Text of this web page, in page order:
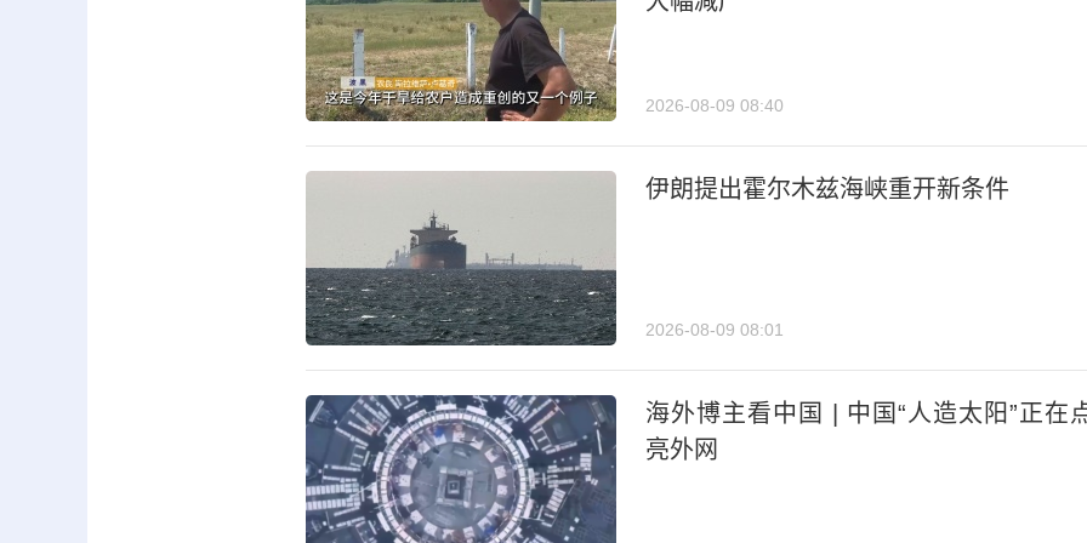
2026-08-09 08:40
伊朗提出霍尔木兹海峡重开新条件
2026-08-09 08:01
海外博主看中国 | 中国“人造太阳”正在
亮外网